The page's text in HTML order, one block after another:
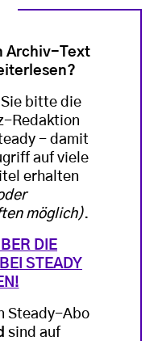
Archiv-Text
bitte die
Redaktion
- damit
auf viele
erhalten
möglich).
DIE
STEADY
Steady-Abo
sind auf